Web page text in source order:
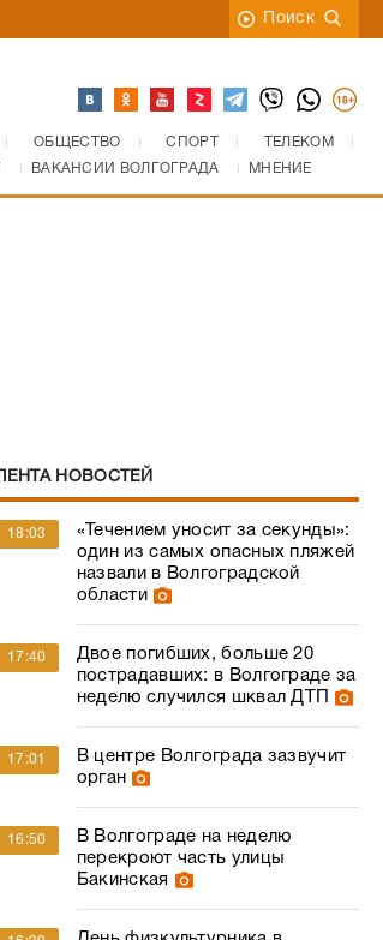
Поиск
ОБЩЕСТВО СПОРТ
ТЕЛЕКОМ
ВАКАНСИИ ВОЛГОГРАДА МНЕНИЕ
17:40
Двое погибших, больше 20
пострадавших: в Волгограде за
неделю случился шквал ДТП
В центре Волгограда зазвучит
орган
В Волгограде на неделю
перекроют часть улицы
Бакинская
День физкультурника в
Новоаннинском районе
перенесли из-за экстремальной
В Волгограде сотрудница
колледжа «заработала» 2,5 млн